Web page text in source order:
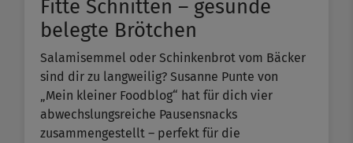
Fitte Schnitten – gesunde
belegte Brötchen
Salamisemmel oder Schinkenbrot vom Bäcker
sind dir zu langweilig? Susanne Punte von
„Mein kleiner Foodblog“ hat für dich vier
abwechslungsreiche Pausensnacks
zusammengestellt – perfekt für die